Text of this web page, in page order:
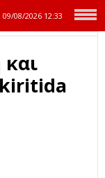
09/08/2026 12:33